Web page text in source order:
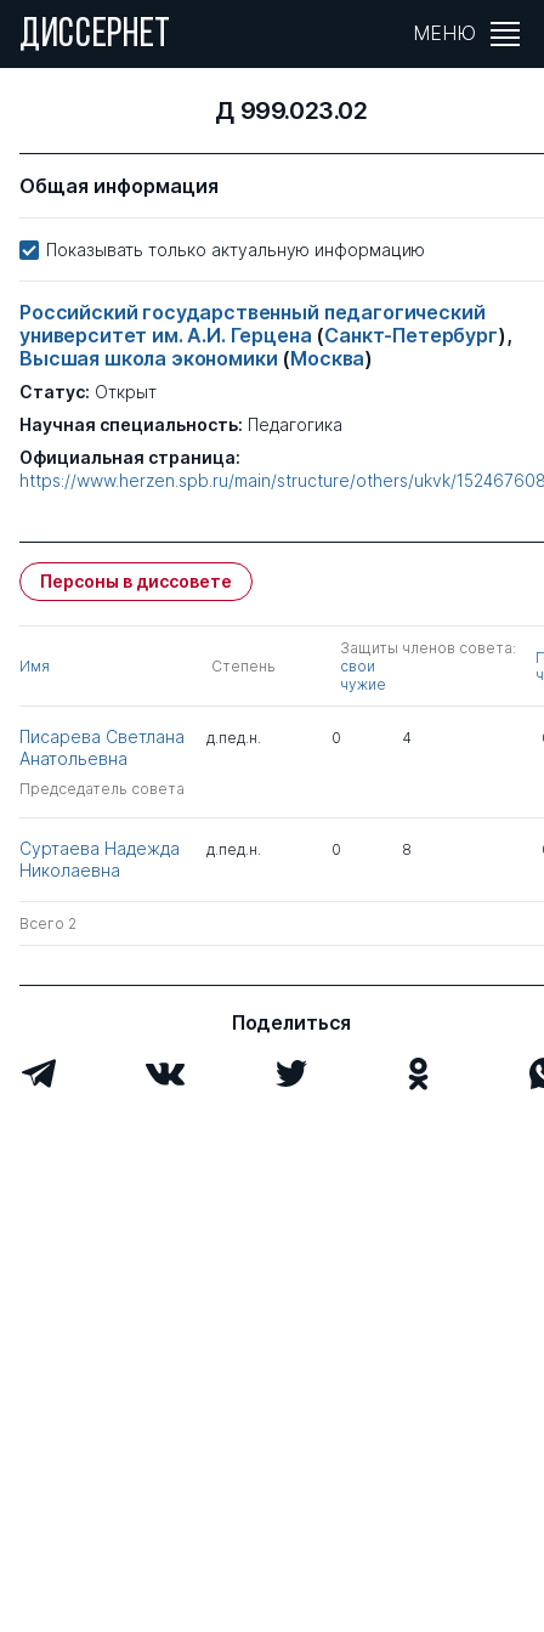
ДИССЕРНЕТ МЕНЮ
Д 999.023.02
Общая информация
Показывать только актуальную информацию
Российский государственный педагогический
университет им. А.И. Герцена (Санкт-Петербург),
Высшая школа экономики (Москва)
Статус: Открыт
Научная специальность: Педагогика
Официальная страница:
https://www.herzen.spb.ru/main/structure/others/ukvk/
Персоны в диссовете
Имя Степень
Защиты членов совета:
свои
чужие
Писарева Светлана
Анатольевна
Председатель совета
д.пед.н. 0 4
Суртаева Надежда
Николаевна
д.пед.н. 0 8
Всего 2
Поделиться